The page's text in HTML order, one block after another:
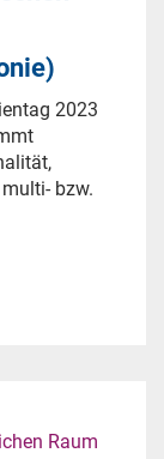
2023
bzw.
Raum